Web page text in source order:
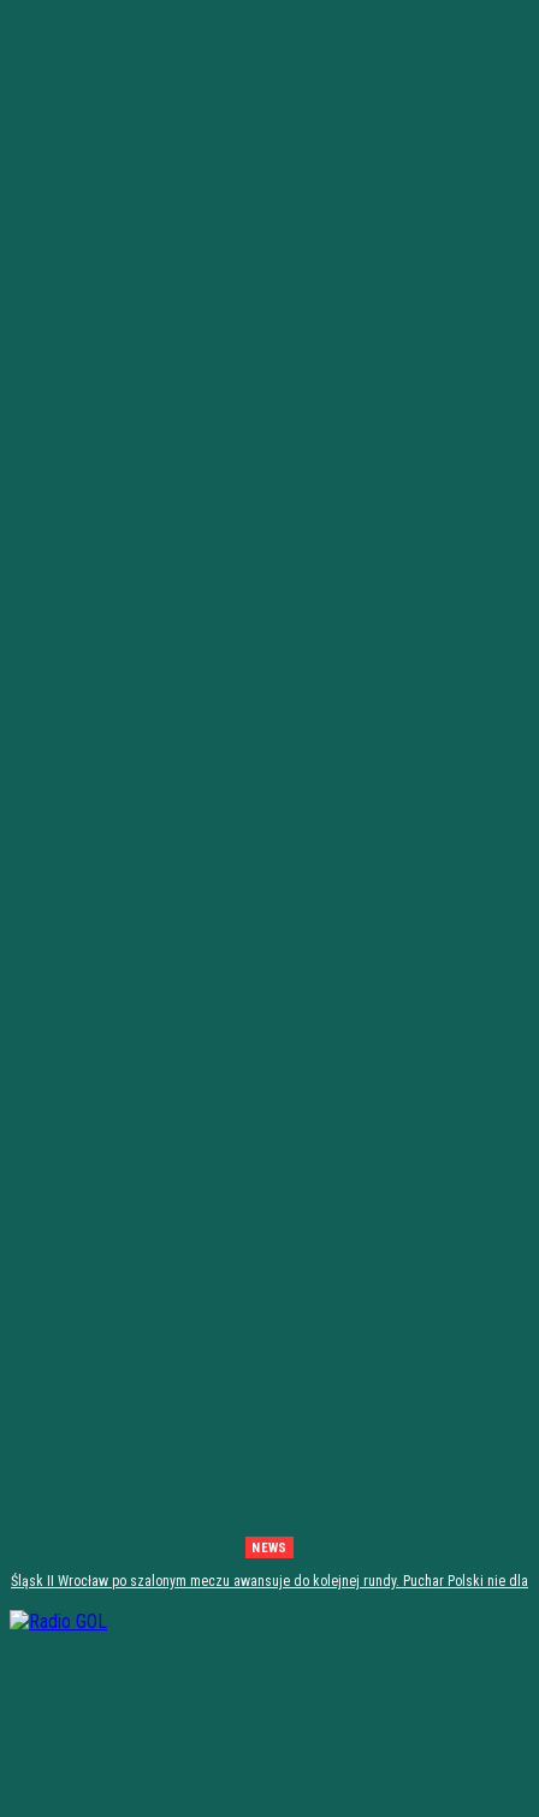
NEWS
Śląsk II Wrocław po szalonym meczu awansuje do kolejnej rundy. Puchar Polski nie dla